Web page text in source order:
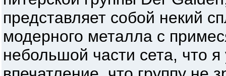
представляет собой некий
модерного металла с
небольшой части сета, что